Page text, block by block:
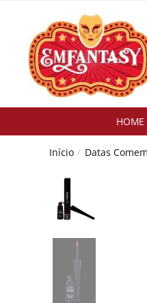
navigation
content
HOME
Início / Datas